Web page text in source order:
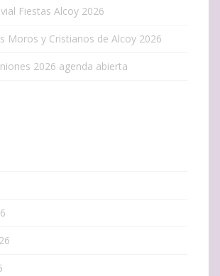
Fiestas Alcoy 2026
Moros y Cristianos de Alcoy 2026
2026 agenda abierta